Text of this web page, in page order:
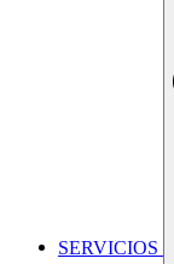
SERVICIOS